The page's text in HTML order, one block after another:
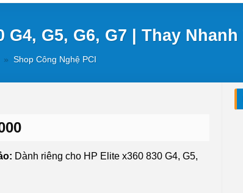
G5, G6, G7 | Thay Nhanh
» Shop Công Nghệ PCI
Giá
tại
Dành riêng cho HP Elite x360 830 G4, G5,